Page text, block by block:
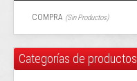
COMPRA (Sin Productos)
Categorías de productos